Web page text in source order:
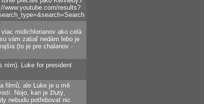
www.youtube.com/results?
midichlorianov ako celá
vám zatiaľ nedám lebo je
(to je pre chalanov -
ním). Luke for president
filmů, ale Luke je u mě
Nojo, kari je žlutý,
nebudu potřebovat nic